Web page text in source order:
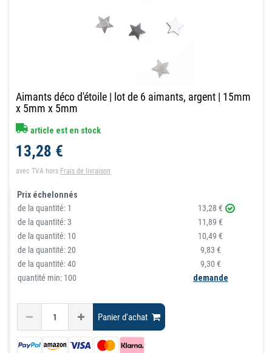
Aimants déco d'étoile | lot de 6 aimants, argent | 15mm
x 5mm x 5mm
article est en stock
13,28 €
avec TVA hors Frais de livraison
Prix échelonnés
de la quantité: 1
13,28 €
de la quantité:3
11,89 €
de la quantité: 10
10,49 €
de la quantité:20
9,83 €
de la quantité:40
9,30 €
quantité min: 100
demande
Panier d'achat